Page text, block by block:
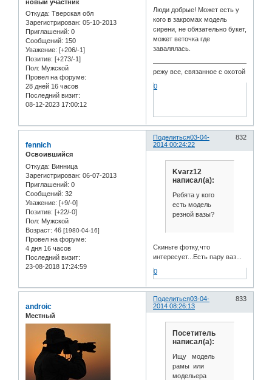
новый участник
Откуда: Тверская обл
Зарегистрирован: 05-10-2013
Приглашений: 0
Сообщений: 150
Уважение: [+206/-1]
Позитив: [+273/-1]
Пол: Мужской
Провел на форуме:
28 дней 16 часов
Последний визит:
08-12-2023 17:00:12
Люди добрые! Может есть у
кого в закромах модель
сирени, не обязательно букет,
может веточка где
завалялась.
режу все, связанное с охотой
0
Поделиться 832
03-04-
2014 00:24:22
fennich
Освоившийся
Откуда: Винница
Зарегистрирован: 06-07-2013
Приглашений: 0
Сообщений: 32
Уважение: [+9/-0]
Позитив: [+22/-0]
Пол: Мужской
Возраст: 46 [1980-04-16]
Провел на форуме:
4 дня 16 часов
Последний визит:
23-08-2018 17:24:59
Kvarz12
написал(а):
Ребята у кого
есть модель
резной вазы?
Скиньте фотку,что
интересует...Есть пару ваз...
0
Поделиться 833
03-04-
2014 08:26:13
androic
Местный
Посетитель
написал(а):
Ищу модель
рамы или
модельера